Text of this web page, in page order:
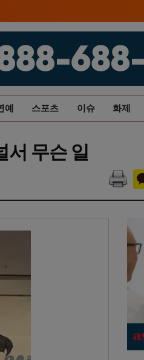
예 스포츠 이슈 화제
서 무슨 일